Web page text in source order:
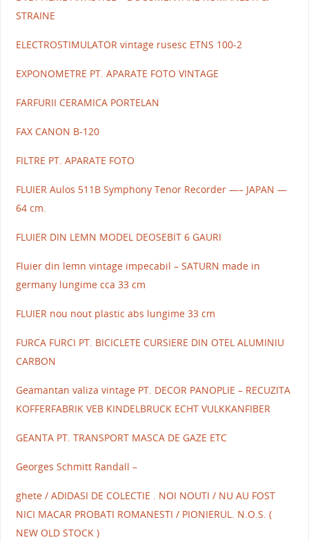
STRAINE
ELECTROSTIMULATOR vintage rusesc ETNS 100-2
EXPONOMETRE PT. APARATE FOTO VINTAGE
FARFURII CERAMICA PORTELAN
FAX CANON B-120
FILTRE PT. APARATE FOTO
FLUIER Aulos 511B Symphony Tenor Recorder —– JAPAN —
64 cm.
FLUIER DIN LEMN MODEL DEOSEBIT 6 GAURI
Fluier din lemn vintage impecabil – SATURN made in
germany lungime cca 33 cm
FLUIER nou nout plastic abs lungime 33 cm
FURCA FURCI PT. BICICLETE CURSIERE DIN OTEL ALUMINIU
CARBON
Geamantan valiza vintage PT. DECOR PANOPLIE – RECUZITA
KOFFERFABRIK VEB KINDELBRUCK ECHT VULKKANFIBER
GEANTA PT. TRANSPORT MASCA DE GAZE ETC
Georges Schmitt Randall –
ghete / ADIDASI DE COLECTIE . NOI NOUTI / NU AU FOST
NICI MACAR PROBATI ROMANESTI / PIONIERUL. N.O.S. (
NEW OLD STOCK )